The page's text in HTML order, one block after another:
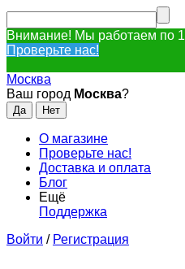
Внимание! Мы работаем по
Проверьте нас!
Москва
Ваш город Москва?
О магазине
Проверьте нас!
Доставка и оплата
Блог
Ещё
Поддержка
Войти / Регистрация